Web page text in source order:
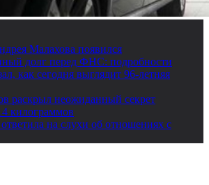
Малахова появился
долг перед ФНС: подробности
как сегодня выглядит 96-летняя
раскрыл неожиданный секрет
килограммов
на слухи об отношениях с